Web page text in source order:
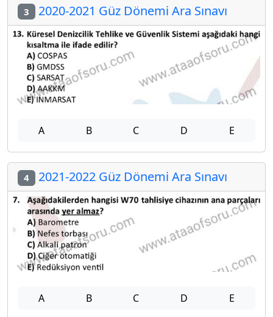
3 2020-2021 Güz Dönemi Ara Sınavı
A B C D E
4 2021-2022 Güz Dönemi Ara Sınavı
A B C D E